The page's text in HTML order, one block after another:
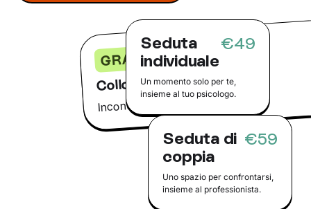
Colloquio conoscitivo
GRATIS
Incontra il tuo psicologo online
Seduta
individuale
€49
Un momento solo per te,
insieme al tuo psicologo.
Seduta di
coppia
€59
Uno spazio per confrontarsi,
insieme al professionista.